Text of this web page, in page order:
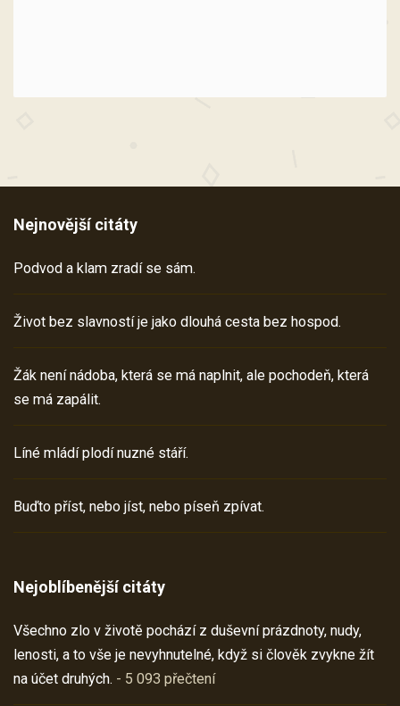
Nejnovější citáty
Podvod a klam zradí se sám.
Život bez slavností je jako dlouhá cesta bez hospod.
Žák není nádoba, která se má naplnit, ale pochodeň, která
se má zapálit.
Líné mládí plodí nuzné stáří.
Buďto příst, nebo jíst, nebo píseň zpívat.
Nejoblíbenější citáty
Všechno zlo v životě pochází z duševní prázdnoty, nudy,
lenosti, a to vše je nevyhnutelné, když si člověk zvykne žít
na účet druhých. - 5 093 přečtení